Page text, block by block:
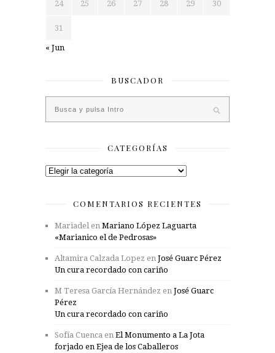
24 25 26 27 28 29 30
31
« Jun
BUSCADOR
CATEGORÍAS
Categorías
COMENTARIOS RECIENTES
Mariadelen Mariano López Laguarta
«Marianico el de Pedrosas»
Altamira Calzada Lopez en José Guarc Pérez
Un cura recordado con cariño
M Teresa García Hernández en José Guarc
Pérez
Un cura recordado con cariño
Sofía Cuenca en El Monumento a La Jota
forjado en Ejea de los Caballeros